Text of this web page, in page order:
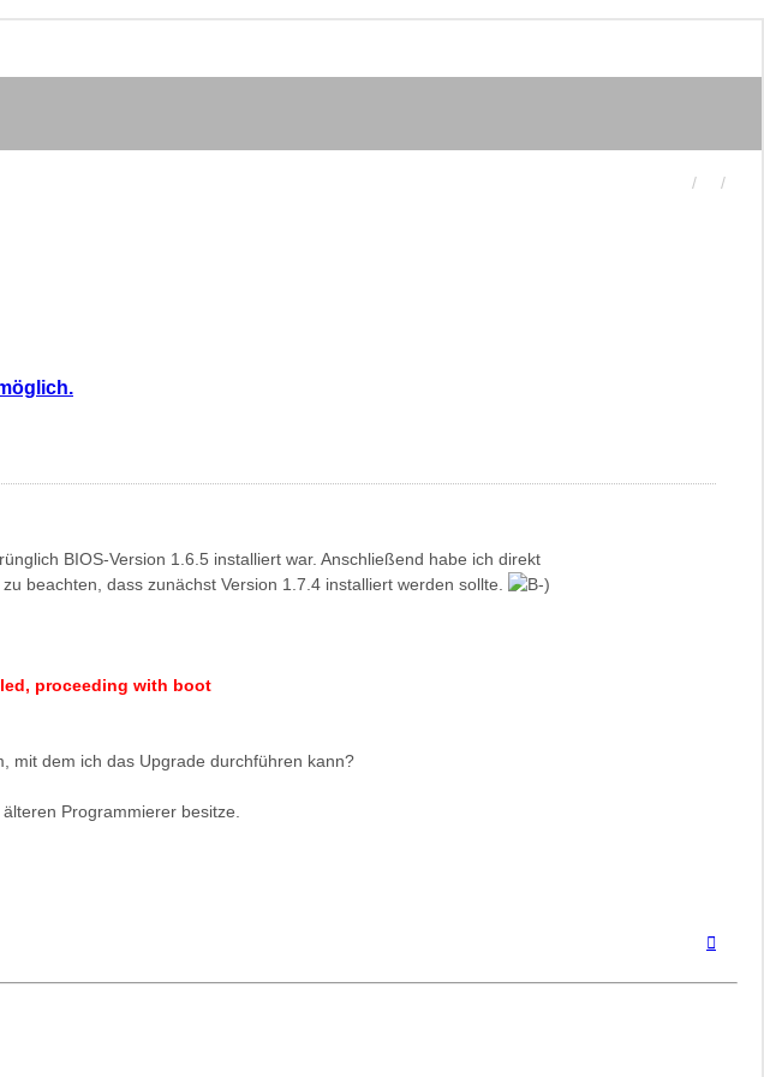
BIOS-Version 1.6.5 installiert war. Anschließend habe ich direkt
beachten, dass zunächst Version 1.7.4 installiert werden sollte.
proceeding with boot
mit dem ich das Upgrade durchführen kann?
Programmierer besitze.